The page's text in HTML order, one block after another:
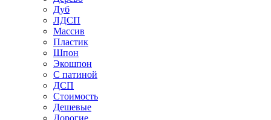
Дуб
ЛДСП
Массив
Пластик
Шпон
Экошпон
С патиной
ДСП
Стоимость
Дешевые
Дорогие